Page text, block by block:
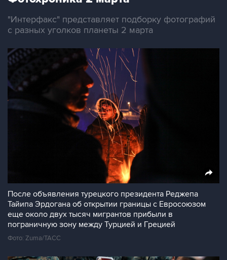
"Интерфакс" представляет подборку фотографий
с разных уголков планеты 2 марта
После объявления турецкого президента Реджепа
Тайипа Эрдогана об открытии границы с Евросоюзом
еще около двух тысяч мигрантов прибыли в
пограничную зону между Турцией и Грецией
Фото: Zuma/ТАСС